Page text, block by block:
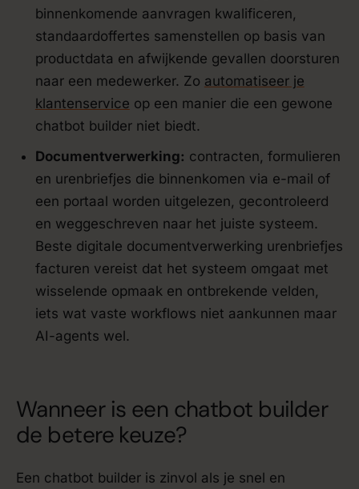
binnenkomende aanvragen kwalificeren,
standaardoffertes samenstellen op basis van
productdata en afwijkende gevallen doorsturen
naar een medewerker. Zo automatiseer je
klantenservice op een manier die een gewone
chatbot builder niet biedt.
Documentverwerking: contracten, formulieren
en urenbriefjes die binnenkomen via e-mail of
een portaal worden uitgelezen, gecontroleerd
en weggeschreven naar het juiste systeem.
Beste digitale documentverwerking urenbriefjes
facturen vereist dat het systeem omgaat met
wisselende opmaak en ontbrekende velden,
iets wat vaste workflows niet aankunnen maar
AI-agents wel.
Wanneer is een chatbot builder
de betere keuze?
Een chatbot builder is zinvol als je snel en